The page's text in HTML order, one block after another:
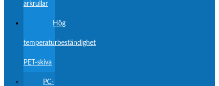
arkrullar
Hög
temperaturbeständighet
PET-skiva
PC-